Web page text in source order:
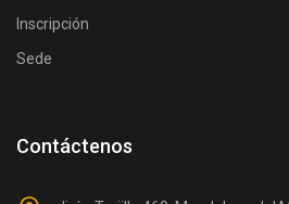
Inscripción
Sede
Contáctenos